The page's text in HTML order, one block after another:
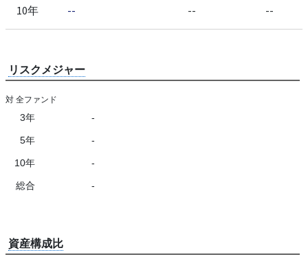
10年 -- -- --
リスクメジャー
対 全ファンド
3年 -
5年 -
10年 -
総合 -
資産構成比